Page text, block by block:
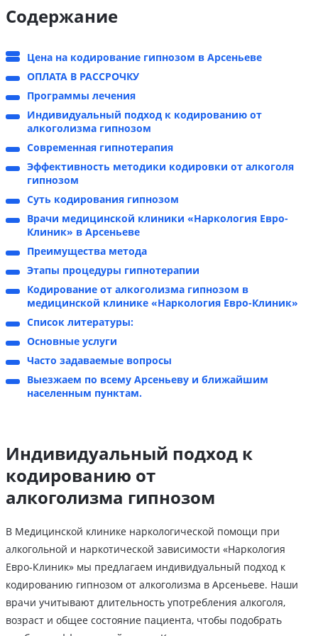
Содержание
Цена на кодирование гипнозом в Арсеньеве
ОПЛАТА В РАССРОЧКУ
Программы лечения
Индивидуальный подход к кодированию от
алкоголизма гипнозом
Современная гипнотерапия
Эффективность методики кодировки от алкоголя
гипнозом
Суть кодирования гипнозом
Врачи медицинской клиники «Наркология Евро-
Клиник» в Арсеньеве
Преимущества метода
Этапы процедуры гипнотерапии
Кодирование от алкоголизма гипнозом в
медицинской клинике «Наркология Евро-Клиник»
Список литературы:
Основные услуги
Часто задаваемые вопросы
Выезжаем по всему Арсеньеву и ближайшим
населенным пунктам.
Индивидуальный подход к
кодированию от
алкоголизма гипнозом
В Медицинской клинике наркологической помощи при
алкогольной и наркотической зависимости «Наркология
Евро-Клиник» мы предлагаем индивидуальный подход к
кодированию гипнозом от алкоголизма в Арсеньеве. Наши
врачи учитывают длительность употребления алкоголя,
возраст и общее состояние пациента, чтобы подобрать